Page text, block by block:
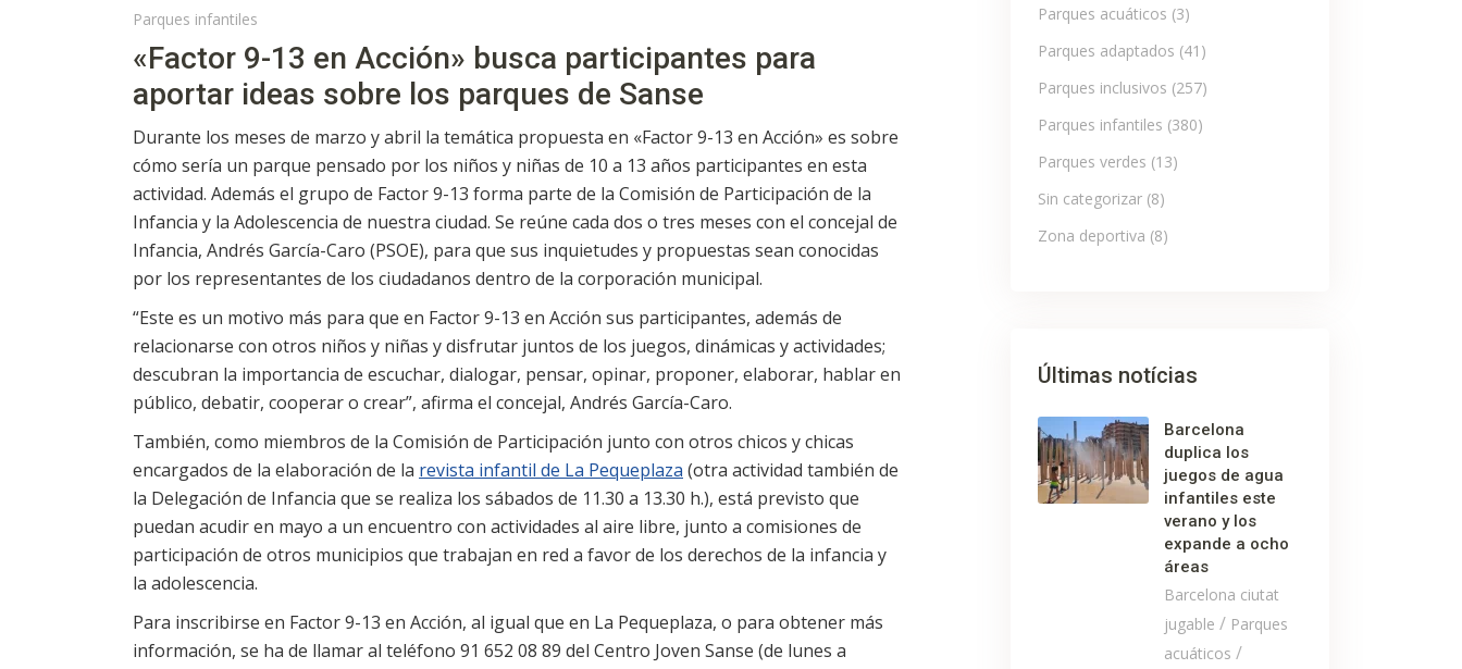
Parques infantiles
«Factor 9-13 en Acción» busca participantes para
aportar ideas sobre los parques de Sanse
Durante los meses de marzo y abril la temática propuesta en «Factor 9-13 en Acción» es sobre
cómo sería un parque pensado por los niños y niñas de 10 a 13 años participantes en esta
actividad. Además el grupo de Factor 9-13 forma parte de la Comisión de Participación de la
Infancia y la Adolescencia de nuestra ciudad. Se reúne cada dos o tres meses con el concejal de
Infancia, Andrés García-Caro (PSOE), para que sus inquietudes y propuestas sean conocidas
por los representantes de los ciudadanos dentro de la corporación municipal.
“Este es un motivo más para que en Factor 9-13 en Acción sus participantes, además de
relacionarse con otros niños y niñas y disfrutar juntos de los juegos, dinámicas y actividades;
descubran la importancia de escuchar, dialogar, pensar, opinar, proponer, elaborar, hablar en
público, debatir, cooperar o crear”, afirma el concejal, Andrés García-Caro.
También, como miembros de la Comisión de Participación junto con otros chicos y chicas
encargados de la elaboración de la revista infantil de La Pequeplaza (otra actividad también de
la Delegación de Infancia que se realiza los sábados de 11.30 a 13.30 h.), está previsto que
puedan acudir en mayo a un encuentro con actividades al aire libre, junto a comisiones de
participación de otros municipios que trabajan en red a favor de los derechos de la infancia y
la adolescencia.
Para inscribirse en Factor 9-13 en Acción, al igual que en La Pequeplaza, o para obtener más
información, se ha de llamar al teléfono 91 652 08 89 del Centro Joven Sanse (de lunes a
Parques acuáticos (3)
Parques adaptados (41)
Parques inclusivos (257)
Parques infantiles (380)
Parques verdes (13)
Sin categorizar(8)
Zona deportiva (8)
Últimas notícias
Barcelona
duplica los
juegos de agua
infantiles este
verano y los
expande a ocho
áreas
Barcelona ciutat
jugable / Parques
acuáticos /